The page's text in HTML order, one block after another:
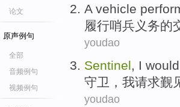
论文
原声例句
全部
音频例句
视频例句
A vehicle
履行哨兵义务的
youdao
Sentinel I would
守卫 ， 我请求觐
youdao